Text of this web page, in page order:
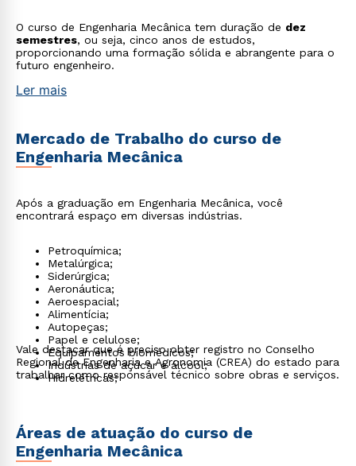
O curso de Engenharia Mecânica tem duração de dez
semestres, ou seja, cinco anos de estudos,
proporcionando uma formação sólida e abrangente para o
futuro engenheiro.
Ler mais
Mercado de Trabalho do curso de
Engenharia Mecânica
Após a graduação em Engenharia Mecânica, você
encontrará espaço em diversas indústrias.
Petroquímica;
Metalúrgica;
Siderúrgica;
Aeronáutica;
Aeroespacial;
Alimentícia;
Autopeças;
Papel e celulose;
Equipamentos biomédicos;
Indústrias de açúcar e álcool;
Hidrelétricas;
Vale destacar que é preciso obter registro no Conselho
Regional de Engenharia e Agronomia (CREA) do estado para
trabalhar como responsável técnico sobre obras e serviços.
Áreas de atuação do curso de
Engenharia Mecânica